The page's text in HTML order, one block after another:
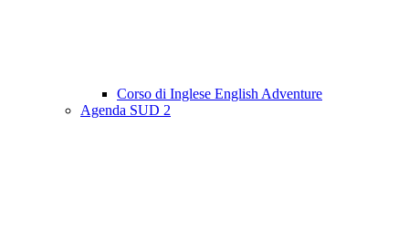
Corso di Inglese English Adventure
Agenda SUD 2